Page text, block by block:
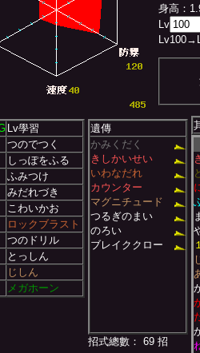
身高：
Lv
Lv100
Lv學習
つのでつく
しっぽをふる
ふみつけ
みだれづき
こわいかお
ロックブラスト
つのドリル
とっしん
じしん
メガホーン
遺傳
かみくだく
きしかいせい
いわなだれ
カウンター
マグニチュード
つるぎのまい
のろい
ブレイククロー
招式總數： 69 招